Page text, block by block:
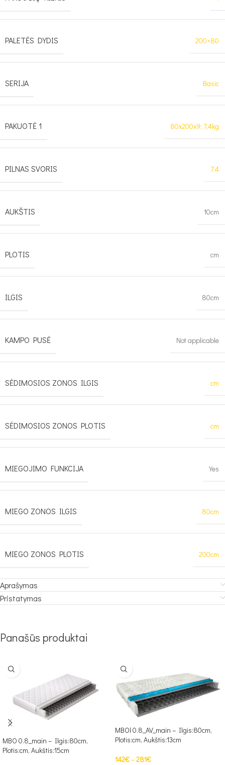
PALETĖS DYDIS 200×80
SERIJA Basic
PAKUOTĖ 1 80x200x9; 7,4kg
PILNAS SVORIS 7.4
AUKŠTIS 10cm
PLOTIS cm
ILGIS 80cm
KAMPO PUSĖ Not applicable
SĖDIMOSIOS ZONOS ILGIS cm
SĖDIMOSIOS ZONOS PLOTIS cm
MIEGOJIMO FUNKCIJA Yes
MIEGO ZONOS ILGIS 80cm
MIEGO ZONOS PLOTIS 200cm
Aprašymas
Pristatymas
Panašūs produktai
MBO 0.8_main – Ilgis:80cm,
Plotis:cm, Aukštis:15cm
MBOl 0.8_AV_main – Ilgis:80cm,
Plotis:cm, Aukštis:13cm
142€–281€